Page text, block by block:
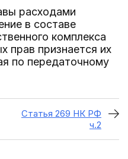
расходами
в составе
комплекса
прав признается их
по передаточному
Статья 269 НК РФ
ч.2